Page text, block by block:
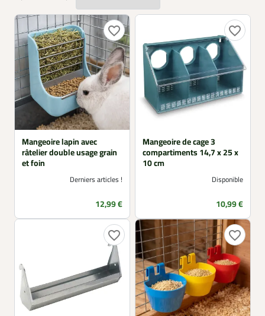
compartiments facilite la diversification (graines, grit,
compléments). Enfin, les bols et coupelles de cage offrent
une option simple pour l’appoint et l’entretien quotidien.
Idéal pour cages d’exposition et d’élevage.
favorite_border
Mangeoire lapin avec
râtelier double usage grain
et foin
Derniers articles !
Prix
12,99 €
favorite_border
Mangeoire de cage 3
compartiments 14,7 x 25 x
10 cm
Disponible
Prix
10,99 €
favorite_border favorite_border